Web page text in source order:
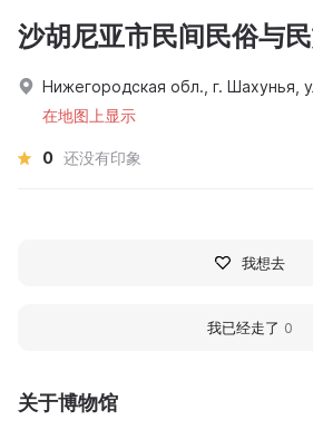
关于博物馆
沙胡尼亚市民间民俗与
Нижегородская обл., г. Шахунья,
在地图上显示
0 还没有印象
我想去
我已经走了 0